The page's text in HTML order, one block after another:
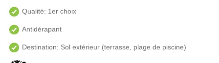
Qualité: 1er choix
Antidérapant
Destination: Sol extérieur (terrasse, plage de piscine)